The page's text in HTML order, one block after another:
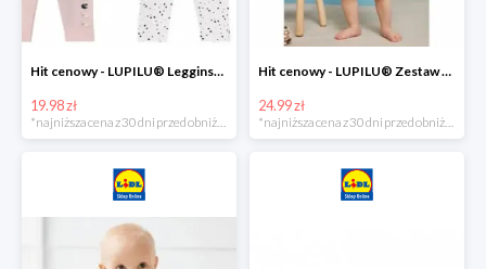
Hit cenowy - LUPILU® Legginsy niemowlęce z biobawełną, 2 pary
19.98 zł
Hit cenowy - LUPILU® Zestaw dziecięcy z biobawełny (body + koszulka + spodenki), 1 komplet
24.99 zł